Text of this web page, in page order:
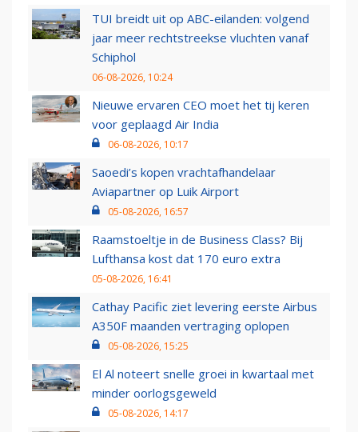
TUI breidt uit op ABC-eilanden: volgend
jaar meer rechtstreekse vluchten vanaf
Schiphol
06-08-2026, 10:24
Nieuwe ervaren CEO moet het tij keren
voor geplaagd Air India
06-08-2026, 10:17
Saoedi’s kopen vrachtafhandelaar
Aviapartner op Luik Airport
05-08-2026, 16:57
Raamstoeltje in de Business Class? Bij
Lufthansa kost dat 170 euro extra
05-08-2026, 16:41
Cathay Pacific ziet levering eerste Airbus
A350F maanden vertraging oplopen
05-08-2026, 15:25
El Al noteert snelle groei in kwartaal met
minder oorlogsgeweld
05-08-2026, 14:17